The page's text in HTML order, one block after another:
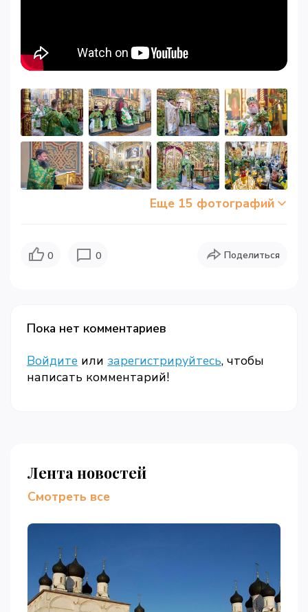
Еще 15 фотографий
0 0 Поделиться
Пока нет комментариев
Войдите или зарегистрируйтесь, чтобы
написать комментарий!
Лента новостей
Смотреть все